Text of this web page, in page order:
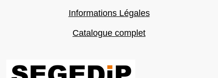
Informations Légales
Catalogue complet